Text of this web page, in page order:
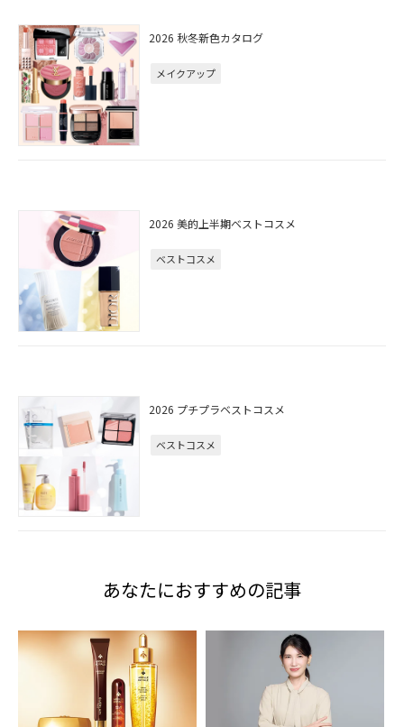
2026 秋冬新色カタログ
メイクアップ
2026 美的上半期ベストコスメ
ベストコスメ
2026 プチプラベストコスメ
ベストコスメ
あなたにおすすめの記事